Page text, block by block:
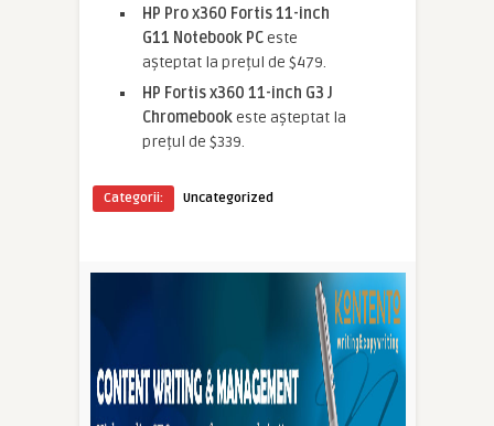
HP Pro x360 Fortis 11-inch
G11 Notebook PCeste
așteptat la prețul de $479.
HP Fortis x360 11-inch G3 J
Chromebookeste așteptat la
prețul de $339.
Categorii: Uncategorized